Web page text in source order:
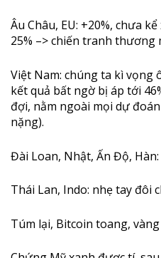
Âu Châu, EU: +20%, chưa
25% –> chiến tranh thương
Việt Nam: chúng ta kì vọng
kết quả bất ngờ bị áp tới
đợi, nằm ngoài mọi dự
nặng).
Đài Loan, Nhật, Ấn Độ,
Thái Lan, Indo: nhẹ tay đôi
Túm lại, Bitcoin toang,